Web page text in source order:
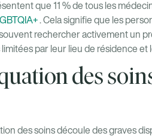
que 11 % de tous les
. Cela signifie que les
rechercher activement un
par leur lieu de résidence et
des
des soins découle des graves